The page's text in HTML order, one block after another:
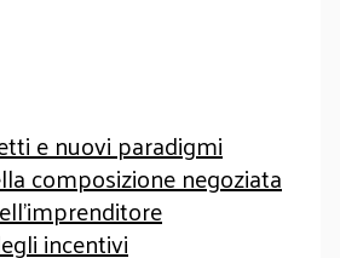
e nuovi paradigmi
composizione negoziata
incentivi